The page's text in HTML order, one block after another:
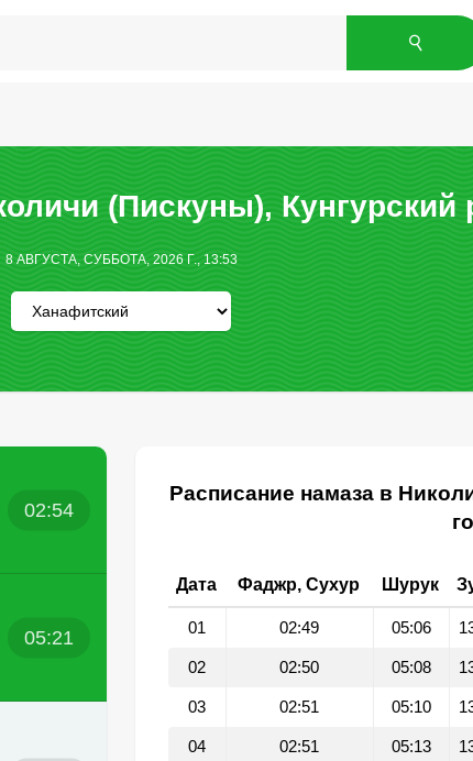
(Пискуны), Кунгурский
8 АВГУСТА, СУББОТА, 2026 Г., 13:53
02:54
05:21
Расписание намаза в
Дата Фаджр, Сухур Шурук
01 02:49 05:06
02 02:50 05:08
03 02:51 05:10
04 02:51 05:13